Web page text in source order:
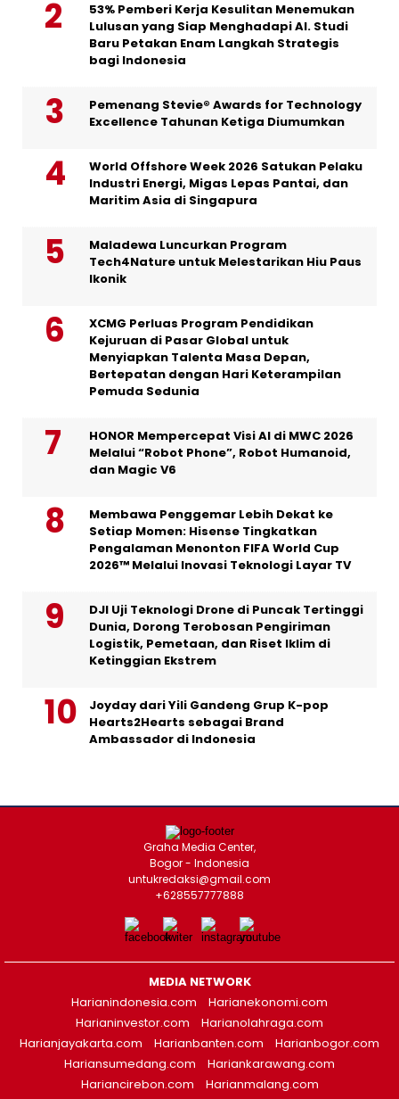
53% Pemberi Kerja Kesulitan Menemukan
Lulusan yang Siap Menghadapi AI. Studi
Baru Petakan Enam Langkah Strategis
bagi Indonesia
Pemenang Stevie® Awards for Technology
Excellence Tahunan Ketiga Diumumkan
World Offshore Week 2026 Satukan Pelaku
Industri Energi, Migas Lepas Pantai, dan
Maritim Asia di Singapura
Maladewa Luncurkan Program
Tech4Nature untuk Melestarikan Hiu Paus
Ikonik
XCMG Perluas Program Pendidikan
Kejuruan di Pasar Global untuk
Menyiapkan Talenta Masa Depan,
Bertepatan dengan Hari Keterampilan
Pemuda Sedunia
HONOR Mempercepat Visi AI di MWC 2026
Melalui “Robot Phone”, Robot Humanoid,
dan Magic V6
Membawa Penggemar Lebih Dekat ke
Setiap Momen: Hisense Tingkatkan
Pengalaman Menonton FIFA World Cup
2026™ Melalui Inovasi Teknologi Layar TV
DJI Uji Teknologi Drone di Puncak Tertinggi
Dunia, Dorong Terobosan Pengiriman
Logistik, Pemetaan, dan Riset Iklim di
Ketinggian Ekstrem
Joyday dari Yili Gandeng Grup K-pop
Hearts2Hearts sebagai Brand
Ambassador di Indonesia
Graha Media Center,
Bogor - Indonesia
untukredaksi@gmail.com
+628557777888
MEDIA NETWORK
Harianindonesia.com
Harianekonomi.com
Harianinvestor.com
Harianolahraga.com
Harianjayakarta.com
Harianbanten.com
Harianbogor.com
Hariansumedang.com
Hariankarawang.com
Hariancirebon.com
Harianmalang.com